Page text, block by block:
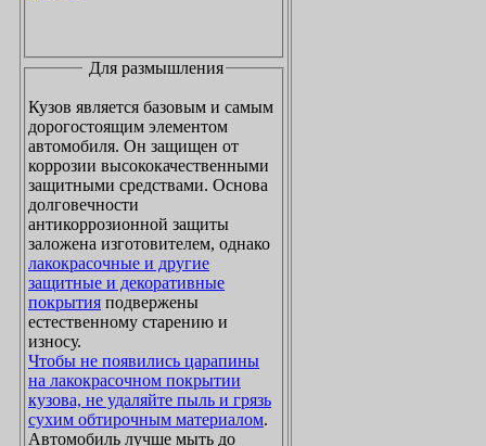
Для размышления
Кузов является базовым и самым
дорогостоящим элементом
автомобиля. Он защищен от
коррозии высококачественными
защитными средствами. Основа
долговечности
антикоррозионной защиты
заложена изготовителем, однако
лакокрасочные и другие
защитные и декоративные
покрытия подвержены
естественному старению и
износу.
Чтобы не появились царапины
на лакокрасочном покрытии
кузова, не удаляйте пыль и грязь
сухим обтирочным материалом.
Автомобиль лучше мыть до